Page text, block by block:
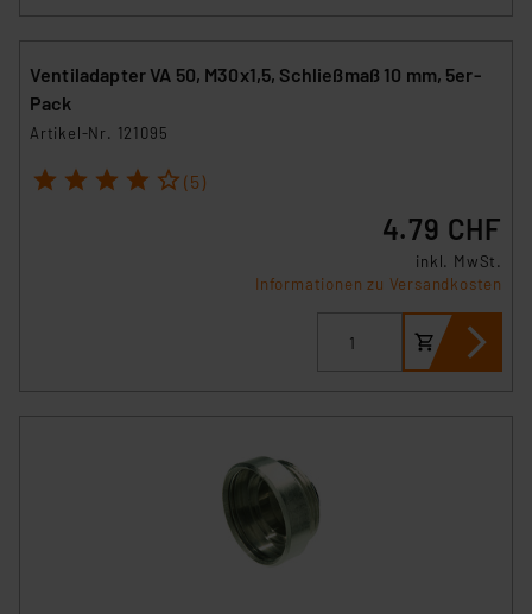
Ventiladapter VA 50, M30x1,5, Schließmaß 10 mm, 5er-
Pack
Artikel-Nr. 121095
1 2 3 4 5 (5)
4.79 CHF
inkl. MwSt.
Informationen zu Versandkosten